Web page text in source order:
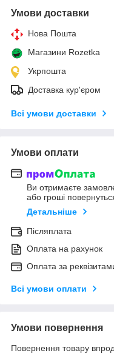
Умови доставки
Нова Пошта
Магазини Rozetka
Укрпошта
Доставка кур'єром
Всі умови доставки
Умови оплати
Ви отримаєте
або гроші
Детальніше
Післяплата
Оплата на рахунок
Оплата за
Всі умови оплати
Умови повернення
Повернення товару